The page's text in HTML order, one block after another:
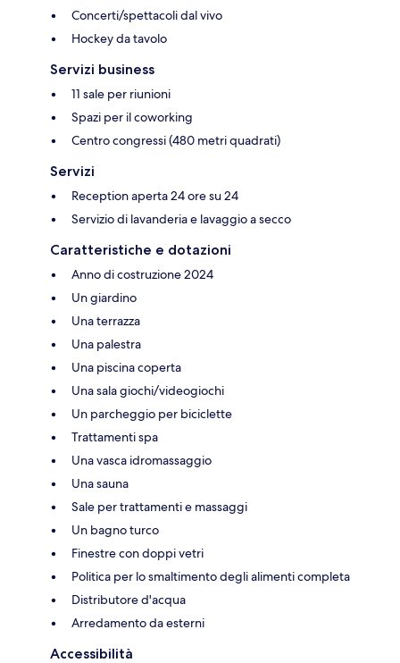
Concerti/spettacoli dal vivo
Hockey da tavolo
Servizi business
11 sale per riunioni
Spazi per il coworking
Centro congressi (480 metri quadrati)
Servizi
Reception aperta 24 ore su 24
Servizio di lavanderia e lavaggio a secco
Caratteristiche e dotazioni
Anno di costruzione 2024
Un giardino
Una terrazza
Una palestra
Una piscina coperta
Una sala giochi/videogiochi
Un parcheggio per biciclette
Trattamenti spa
Una vasca idromassaggio
Una sauna
Sale per trattamenti e massaggi
Un bagno turco
Finestre con doppi vetri
Politica per lo smaltimento degli alimenti completa
Distributore d'acqua
Arredamento da esterni
Accessibilità